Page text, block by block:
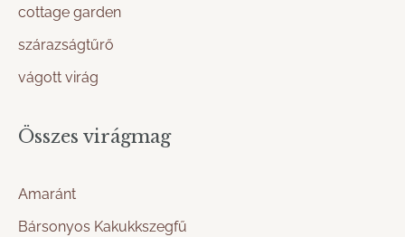
cottage garden
szárazságtűrő
vágott virág
Összes virágmag
Amaránt
Bársonyos Kakukkszegfű